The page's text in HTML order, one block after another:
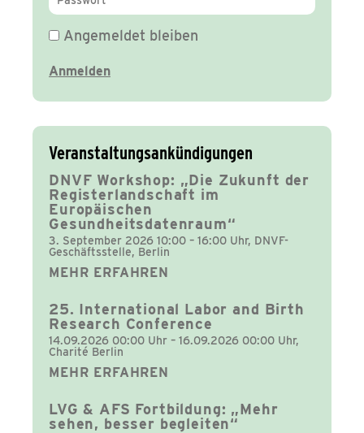
Angemeldet bleiben
Veranstaltungsankündigungen
DNVF Workshop: „Die Zukunft der
Registerlandschaft im
Europäischen
Gesundheitsdatenraum“
3. September 2026 10:00 – 16:00 Uhr, DNVF-
Geschäftsstelle, Berlin
MEHR ERFAHREN
25. International Labor and Birth
Research Conference
14.09.2026 00:00 Uhr – 16.09.2026 00:00 Uhr,
Charité Berlin
MEHR ERFAHREN
LVG & AFS Fortbildung: „Mehr
sehen, besser begleiten“